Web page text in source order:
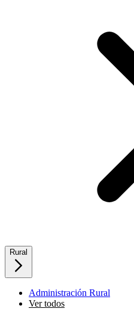
Rural
Administración Rural
Ver todos